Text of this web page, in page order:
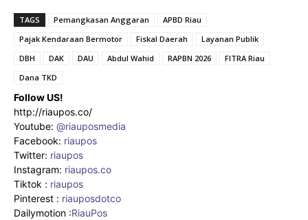
TAGS Pemangkasan Anggaran
APBD Riau
Pajak Kendaraan Bermotor
Fiskal Daerah
Layanan Publik
DBH
DAK DAU Abdul Wahid RAPBN 2026
FITRA Riau
Dana TKD
Follow US!
http://riaupos.co/
Youtube: @riauposmedia
Facebook: riaupos
Twitter: riaupos
Instagram: riaupos.co
Tiktok : riaupos
Pinterest : riauposdotco
Dailymotion :RiauPos